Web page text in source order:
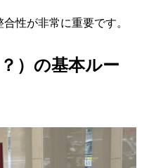
性が非常に重要です。
）の基本ルー